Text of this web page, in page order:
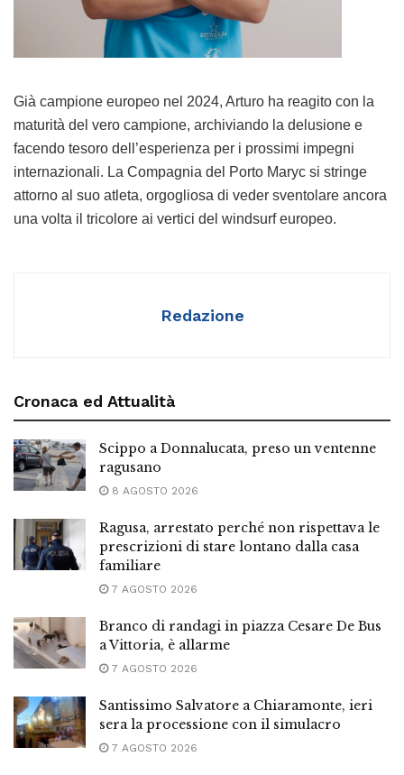
Già campione europeo nel 2024, Arturo ha reagito con la
maturità del vero campione, archiviando la delusione e
facendo tesoro dell’esperienza per i prossimi impegni
internazionali. La Compagnia del Porto Maryc si stringe
attorno al suo atleta, orgogliosa di veder sventolare ancora
una volta il tricolore ai vertici del windsurf europeo.
Redazione
Cronaca ed Attualità
Scippo a Donnalucata, preso un ventenne
ragusano
8 AGOSTO 2026
Ragusa, arrestato perché non rispettava le
prescrizioni di stare lontano dalla casa
familiare
7 AGOSTO 2026
Branco di randagi in piazza Cesare De Bus
a Vittoria, è allarme
7 AGOSTO 2026
Santissimo Salvatore a Chiaramonte, ieri
sera la processione con il simulacro
7 AGOSTO 2026